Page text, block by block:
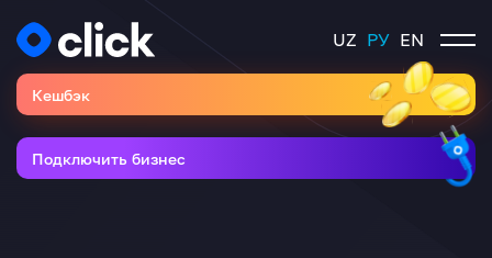
UZ РУ EN
Кешбэк
Подключить бизнес